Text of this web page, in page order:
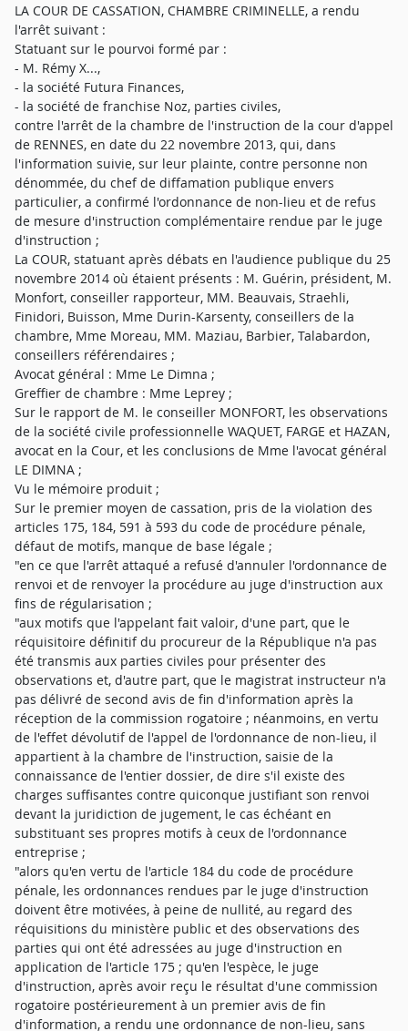
LA COUR DE CASSATION, CHAMBRE CRIMINELLE, a rendu
l'arrêt suivant :
Statuant sur le pourvoi formé par :
- M. Rémy X...,
- la société Futura Finances,
- la société de franchise Noz, parties civiles,
contre l'arrêt de la chambre de l'instruction de la cour d'appel
de RENNES, en date du 22 novembre 2013, qui, dans
l'information suivie, sur leur plainte, contre personne non
dénommée, du chef de diffamation publique envers
particulier, a confirmé l'ordonnance de non-lieu et de refus
de mesure d'instruction complémentaire rendue par le juge
d'instruction ;
La COUR, statuant après débats en l'audience publique du 25
novembre 2014 où étaient présents : M. Guérin, président, M.
Monfort, conseiller rapporteur, MM. Beauvais, Straehli,
Finidori, Buisson, Mme Durin-Karsenty, conseillers de la
chambre, Mme Moreau, MM. Maziau, Barbier, Talabardon,
conseillers référendaires ;
Avocat général : Mme Le Dimna ;
Greffier de chambre : Mme Leprey ;
Sur le rapport de M. le conseiller MONFORT, les observations
de la société civile professionnelle WAQUET, FARGE et HAZAN,
avocat en la Cour, et les conclusions de Mme l'avocat général
LE DIMNA ;
Vu le mémoire produit ;
Sur le premier moyen de cassation, pris de la violation des
articles 175, 184, 591 à 593 du code de procédure pénale,
défaut de motifs, manque de base légale ;
"en ce que l'arrêt attaqué a refusé d'annuler l'ordonnance de
renvoi et de renvoyer la procédure au juge d'instruction aux
fins de régularisation ;
"aux motifs que l'appelant fait valoir, d'une part, que le
réquisitoire définitif du procureur de la République n'a pas
été transmis aux parties civiles pour présenter des
observations et, d'autre part, que le magistrat instructeur n'a
pas délivré de second avis de fin d'information après la
réception de la commission rogatoire ; néanmoins, en vertu
de l'effet dévolutif de l'appel de l'ordonnance de non-lieu, il
appartient à la chambre de l'instruction, saisie de la
connaissance de l'entier dossier, de dire s'il existe des
charges suffisantes contre quiconque justifiant son renvoi
devant la juridiction de jugement, le cas échéant en
substituant ses propres motifs à ceux de l'ordonnance
entreprise ;
"alors qu'en vertu de l'article 184 du code de procédure
pénale, les ordonnances rendues par le juge d'instruction
doivent être motivées, à peine de nullité, au regard des
réquisitions du ministère public et des observations des
parties qui ont été adressées au juge d'instruction en
application de l'article 175 ; qu'en l'espèce, le juge
d'instruction, après avoir reçu le résultat d'une commission
rogatoire postérieurement à un premier avis de fin
d'information, a rendu une ordonnance de non-lieu, sans